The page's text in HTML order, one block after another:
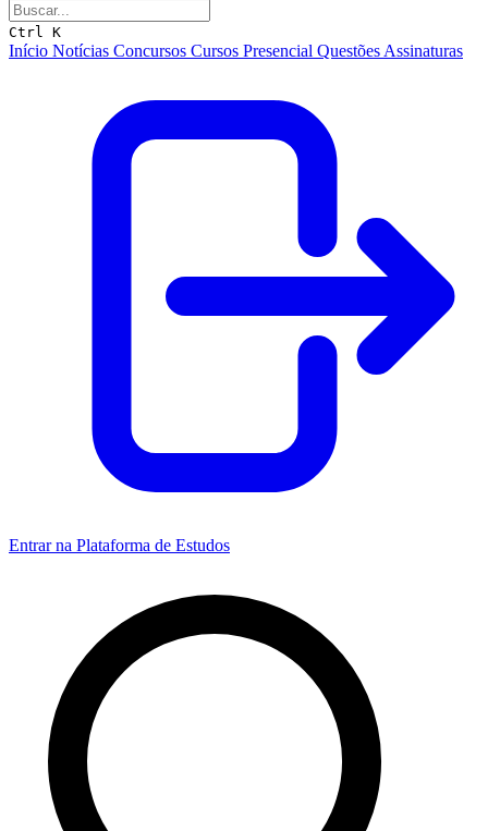
Ctrl K
Início Notícias Concursos Cursos Presencial Questões Assinaturas
Entrar na Plataforma de Estudos